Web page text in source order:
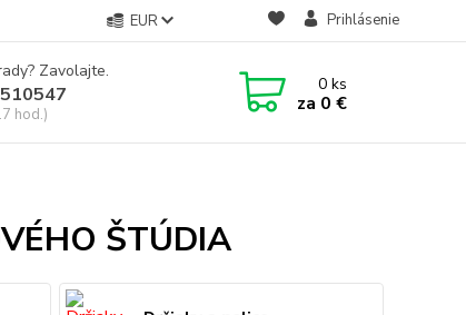
EUR Prihlásenie
Zavolajte.
hod.)
0ks
za 0 €
ŠTÚDIA